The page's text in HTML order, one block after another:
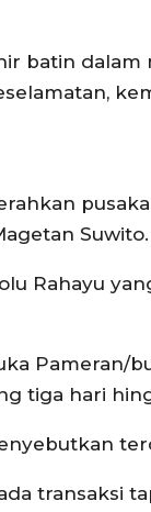
batin
Suwito.
Rahayu
Pameran/
tiga hari
transaksi